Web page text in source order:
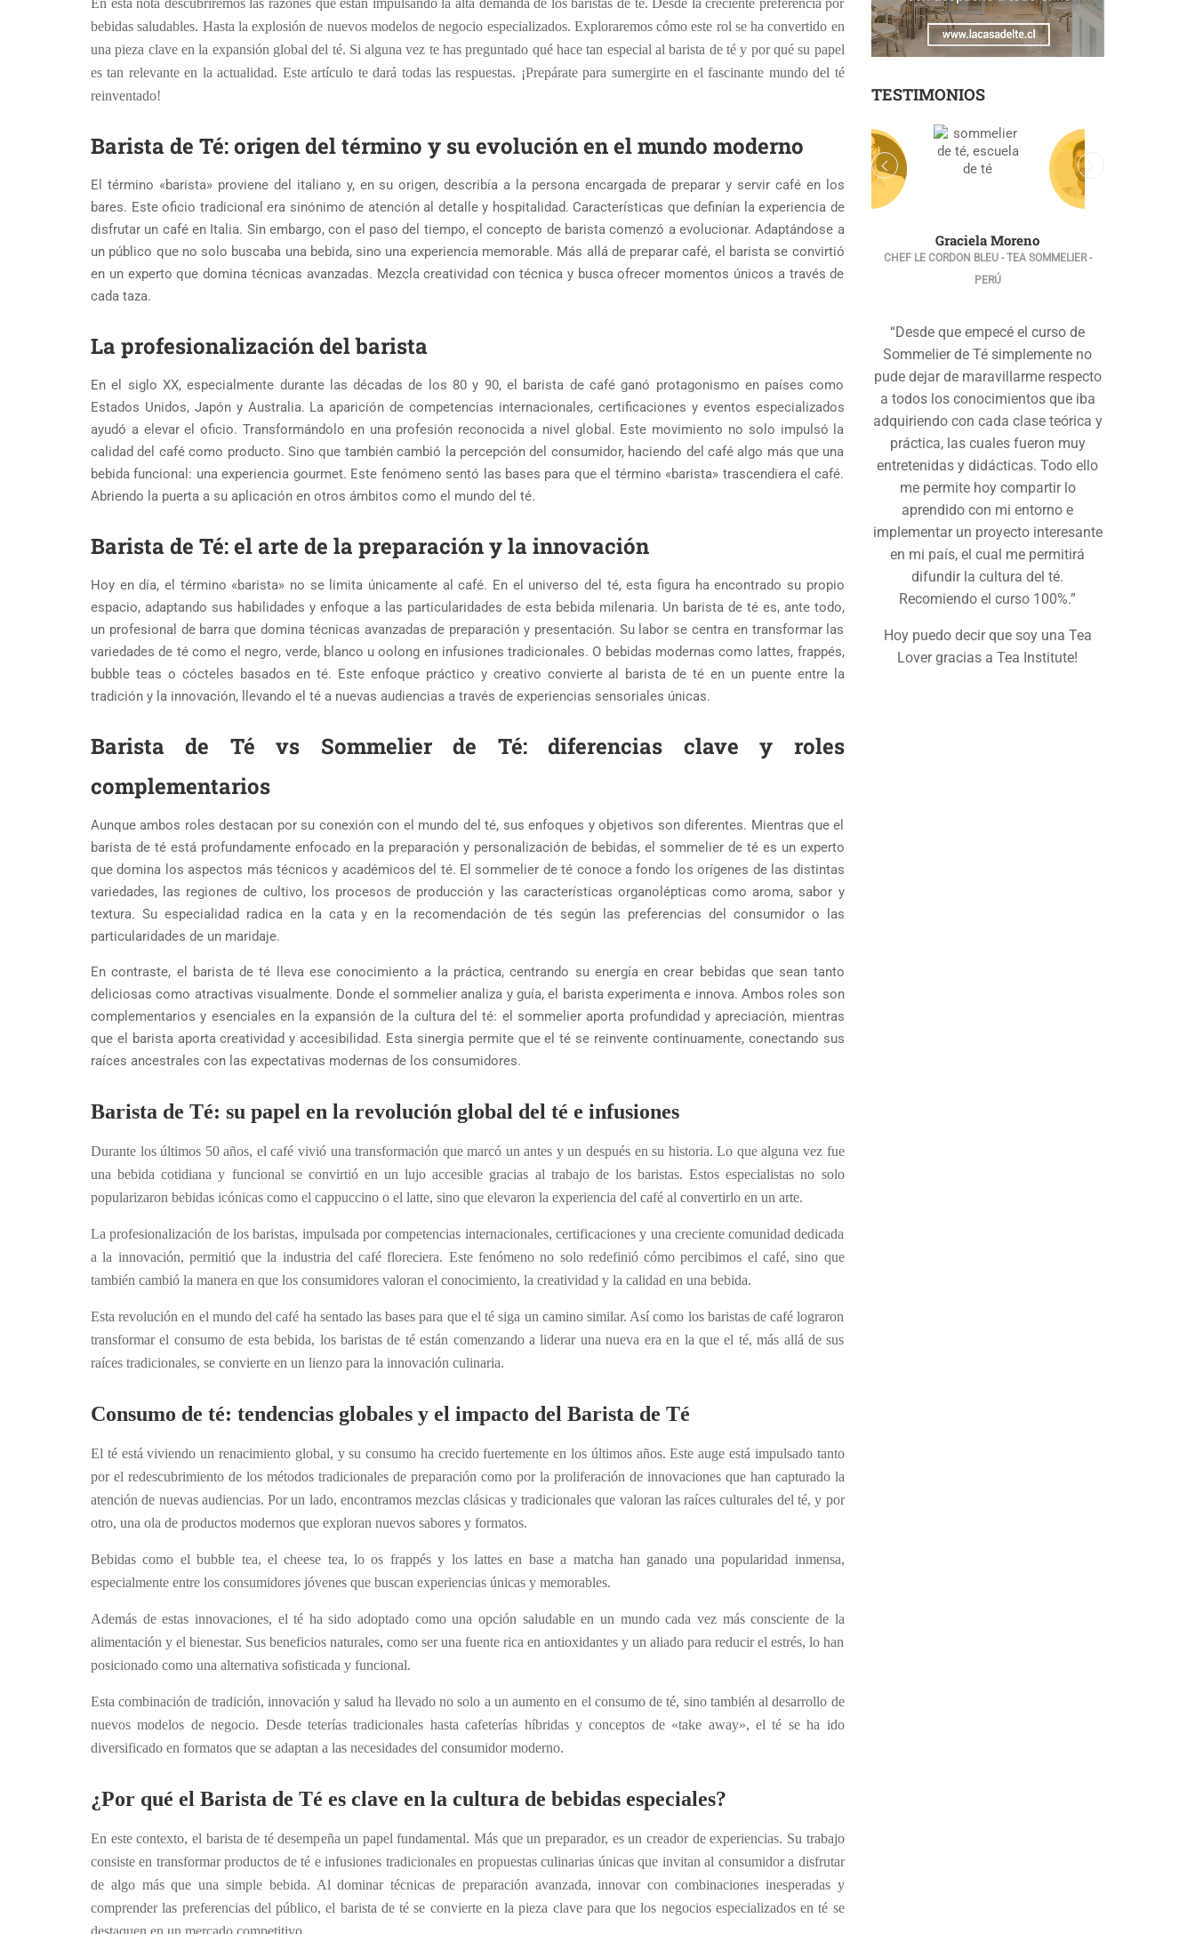
bebidas saludables. Hasta la explosión de nuevos modelos de negocio especializados. Exploraremos cómo este rol se ha convertido en
una pieza clave en la expansión global del té. Si alguna vez te has preguntado qué hace tan especial al barista de té y por qué su papel
es tan relevante en la actualidad. Este artículo te dará todas las respuestas. ¡Prepárate para sumergirte en el fascinante mundo del té
reinventado!
Barista de Té: origen del término y su evolución en el mundo moderno
El término «barista» proviene del italiano y, en su origen, describía a la persona encargada de preparar y servir café en los
bares. Este oficio tradicional era sinónimo de atención al detalle y hospitalidad. Características que definían la experiencia de
disfrutar un café en Italia. Sin embargo, con el paso del tiempo, el concepto de barista comenzó a evolucionar. Adaptándose a
un público que no solo buscaba una bebida, sino una experiencia memorable. Más allá de preparar café, el barista se convirtió
en un experto que domina técnicas avanzadas. Mezcla creatividad con técnica y busca ofrecer momentos únicos a través de
cada taza.
La profesionalización del barista
En el siglo XX, especialmente durante las décadas de los 80 y 90, el barista de café ganó protagonismo en países como
Estados Unidos, Japón y Australia. La aparición de competencias internacionales, certificaciones y eventos especializados
ayudó a elevar el oficio. Transformándolo en una profesión reconocida a nivel global. Este movimiento no solo impulsó la
calidad del café como producto. Sino que también cambió la percepción del consumidor, haciendo del café algo más que una
bebida funcional: una experiencia gourmet. Este fenómeno sentó las bases para que el término «barista» trascendiera el café.
Abriendo la puerta a su aplicación en otros ámbitos como el mundo del té.
Barista de Té: el arte de la preparación y la innovación
Hoy en día, el término «barista» no se limita únicamente al café. En el universo del té, esta figura ha encontrado su propio
espacio, adaptando sus habilidades y enfoque a las particularidades de esta bebida milenaria. Un barista de té es, ante todo,
un profesional de barra que domina técnicas avanzadas de preparación y presentación. Su labor se centra en transformar las
variedades de té como el negro, verde, blanco u oolong en infusiones tradicionales. O bebidas modernas como lattes, frappés,
bubble teas o cócteles basados en té. Este enfoque práctico y creativo convierte al barista de té en un puente entre la
tradición y la innovación, llevando el té a nuevas audiencias a través de experiencias sensoriales únicas.
Barista de Té vs Sommelier de Té: diferencias clave y roles
complementarios
Aunque ambos roles destacan por su conexión con el mundo del té, sus enfoques y objetivos son diferentes. Mientras que el
barista de té está profundamente enfocado en la preparación y personalización de bebidas, el sommelier de té es un experto
que domina los aspectos más técnicos y académicos del té. El sommelier de té conoce a fondo los orígenes de las distintas
variedades, las regiones de cultivo, los procesos de producción y las características organolépticas como aroma, sabor y
textura. Su especialidad radica en la cata y en la recomendación de tés según las preferencias del consumidor o las
particularidades de un maridaje.
En contraste, el barista de té lleva ese conocimiento a la práctica, centrando su energía en crear bebidas que sean tanto
deliciosas como atractivas visualmente. Donde el sommelier analiza y guía, el barista experimenta e innova. Ambos roles son
complementarios y esenciales en la expansión de la cultura del té: el sommelier aporta profundidad y apreciación, mientras
que el barista aporta creatividad y accesibilidad. Esta sinergia permite que el té se reinvente continuamente, conectando sus
raíces ancestrales con las expectativas modernas de los consumidores.
Barista de Té: su papel en la revolución global del té e infusiones
Durante los últimos 50 años, el café vivió una transformación que marcó un antes y un después en su historia. Lo que alguna vez fue
una bebida cotidiana y funcional se convirtió en un lujo accesible gracias al trabajo de los baristas. Estos especialistas no solo
popularizaron bebidas icónicas como el cappuccino o el latte, sino que elevaron la experiencia del café al convertirlo en un arte.
La profesionalización de los baristas, impulsada por competencias internacionales, certificaciones y una creciente comunidad dedicada
a la innovación, permitió que la industria del café floreciera. Este fenómeno no solo redefinió cómo percibimos el café, sino que
también cambió la manera en que los consumidores valoran el conocimiento, la creatividad y la calidad en una bebida.
Esta revolución en el mundo del café ha sentado las bases para que el té siga un camino similar. Así como los baristas de café lograron
transformar el consumo de esta bebida, los baristas de té están comenzando a liderar una nueva era en la que el té, más allá de sus
raíces tradicionales, se convierte en un lienzo para la innovación culinaria.
Consumo de té: tendencias globales y el impacto del Barista de Té
El té está viviendo un renacimiento global, y su consumo ha crecidofuertemente en los últimos años. Este auge está impulsado tanto
por el redescubrimiento de los métodos tradicionales de preparación como por la proliferación de innovaciones que han capturado la
atención de nuevas audiencias. Por un lado, encontramos mezclas clásicas y tradicionales que valoran las raíces culturales del té, y por
otro, una ola de productos modernos que exploran nuevos sabores y formatos.
Bebidas como el bubble tea, el cheese tea, loos frappés y los lattesen base a matcha han ganado una popularidad inmensa,
especialmente entre los consumidores jóvenes que buscan experiencias únicas y memorables.
Además de estas innovaciones, el té ha sido adoptado como una opción saludable en un mundo cada vez más consciente de la
alimentación y el bienestar. Sus beneficios naturales, como ser una fuente rica en antioxidantes y un aliado para reducir el estrés, lo han
posicionado como una alternativa sofisticada y funcional.
Esta combinación de tradición, innovación y salud ha llevado no solo a un aumento en el consumo de té, sino también al desarrollo de
nuevos modelos de negocio. Desde teterías tradicionales hasta cafeterías híbridas y conceptos de «take away», el té se ha ido
diversificado en formatos que se adaptan a las necesidades del consumidor moderno.
¿Por qué el Barista de Té es clave en la cultura de bebidas especiales?
En este contexto, el barista de té desempeña un papel fundamental. Más que un preparador, es un creador de experiencias. Su trabajo
consiste en transformar productos de té e infusiones tradicionales en propuestas culinarias únicas que invitan al consumidor a disfrutar
de algo más que una simple bebida. Al dominar técnicas de preparación avanzada, innovar con combinaciones inesperadas y
comprender las preferencias del público, el barista de té se convierte en la pieza clave para que los negocios especializados en té se
destaquen en un mercado competitivo.
TESTIMONIOS
Graciela Moreno
CHEF LE CORDON BLEU - TEA SOMMELIER -
PERÚ
“Desde que empecé el curso de
Sommelier de Té simplemente no
pude dejar de maravillarme respecto
a todos los conocimientos que iba
adquiriendo con cada clase teórica y
práctica, las cuales fueron muy
entretenidas y didácticas. Todo ello
me permite hoy compartir lo
aprendido con mi entorno e
implementar un proyecto interesante
en mi país, el cual me permitirá
difundir la cultura del té.
Recomiendo el curso 100%.”
Hoy puedo decir que soy una Tea
Lover gracias a Tea Institute!